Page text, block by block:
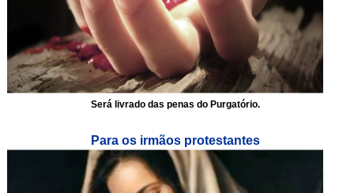
Será livrado das penas do Purgatório.
Para os irmãos protestantes